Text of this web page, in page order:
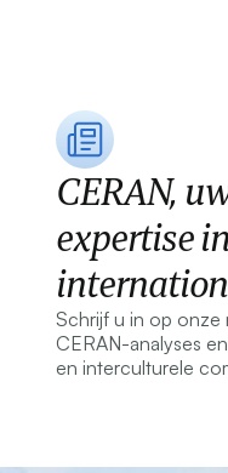
CERAN,
expertise
Schrijf u in op onze
CERAN-analyses
en interculturele